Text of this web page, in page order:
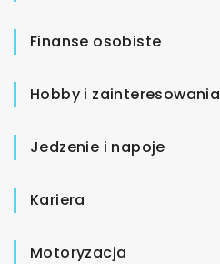
Finanse osobiste
Hobby i zainteresowania
Jedzenie i napoje
Kariera
Motoryzacja